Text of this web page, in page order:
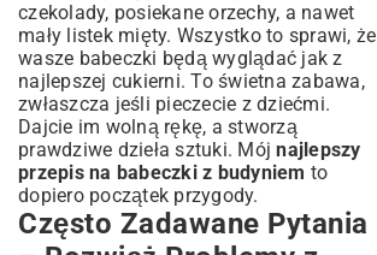
czekolady, posiekane orzechy, a nawet
mały listek mięty. Wszystko to sprawi, że
wasze babeczki będą wyglądać jak z
najlepszej cukierni. To świetna zabawa,
zwłaszcza jeśli pieczecie z dziećmi.
Dajcie im wolną rękę, a stworzą
prawdziwe dzieła sztuki. Mójnajlepszy
przepis na babeczki z budyniem to
dopiero początek przygody.
Często Zadawane Pytania